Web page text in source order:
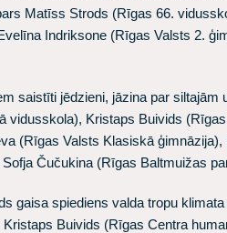
Matīss Strods (Rīgas 66.
Indriksone (Rīgas Valsts 2.
saistīti jēdzieni, jāzina par siltajām
vidusskola), Kristaps Buivids
(Rīgas Valsts Klasiskā ģimnāzija),
Sofja Čučukina (Rīgas Baltmuižas
gaisa spiediens valda tropu
Kristaps Buivids (Rīgas Centra